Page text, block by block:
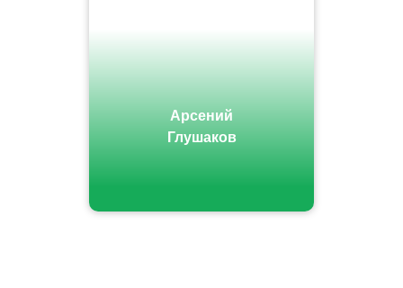
Арсений
Глушаков